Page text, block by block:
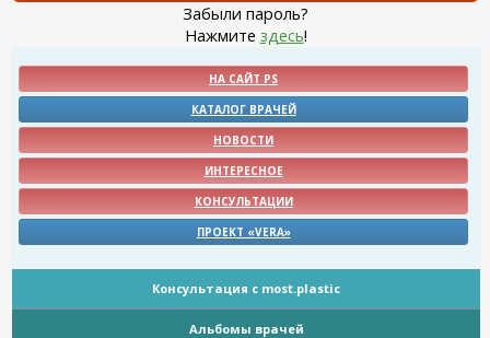
Забыли пароль?
Нажмите здесь!
НА САЙТ PS
КАТАЛОГ ВРАЧЕЙ
НОВОСТИ
ИНТЕРЕСНОЕ
КОНСУЛЬТАЦИИ
ПРОЕКТ «VERA»
Консультация с most.plastic
Альбомы врачей